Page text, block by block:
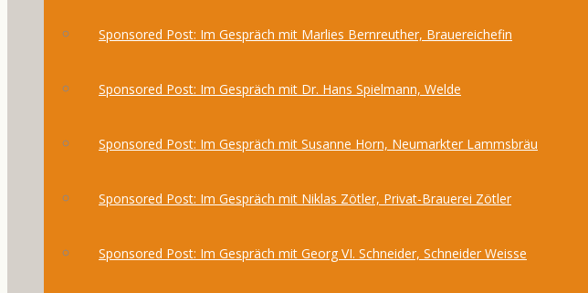
Sponsored Post: Im Gespräch mit Marlies Bernreuther, Brauereichefin
Sponsored Post: Im Gespräch mit Dr. Hans Spielmann, Welde
Sponsored Post: Im Gespräch mit Susanne Horn, Neumarkter Lammsbräu
Sponsored Post: Im Gespräch mit Niklas Zötler, Privat-Brauerei Zötler
Sponsored Post: Im Gespräch mit Georg VI. Schneider, Schneider Weisse